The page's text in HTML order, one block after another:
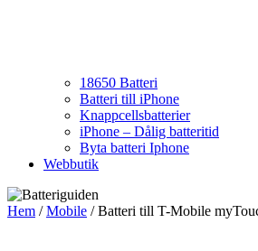
18650 Batteri
Batteri till iPhone
Knappcellsbatterier
iPhone – Dålig batteritid
Byta batteri Iphone
Webbutik
Hem /Mobile / Batteri till T-Mobile